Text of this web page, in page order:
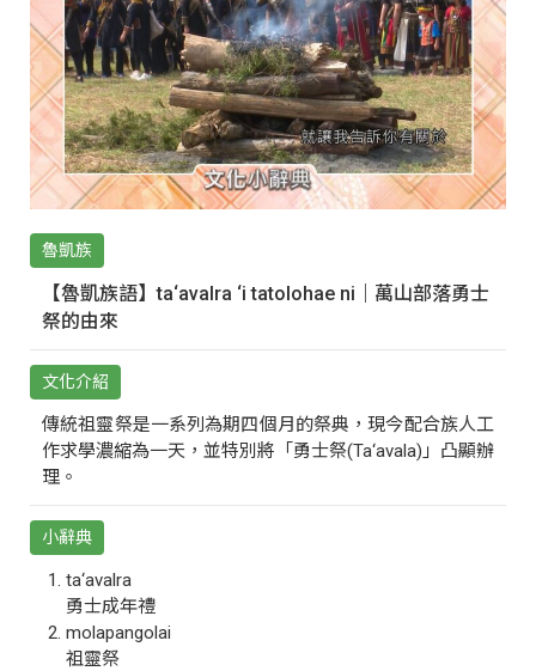
魯凱族
【魯凱族語】ta‘avalra ‘i tatolohae ni｜萬山部落勇士
祭的由來
文化介紹
傳統祖靈祭是一系列為期四個月的祭典，現今配合族人工
作求學濃縮為一天，並特別將「勇士祭(Ta‘avala)」凸顯辦
理。
小辭典
ta‘avalra
勇士成年禮
molapangolai
祖靈祭